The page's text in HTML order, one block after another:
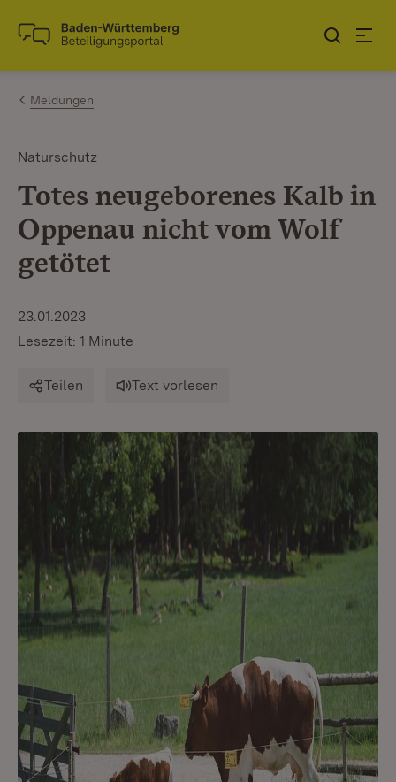
Zum Inhalt springen
Link zur Startseite
Meldungen
Naturschutz
Totes neugeborenes Kalb in
Oppenau nicht vom Wolf
getötet
23.01.2023
Lesezeit: 1 Minute
Teilen Text vorlesen